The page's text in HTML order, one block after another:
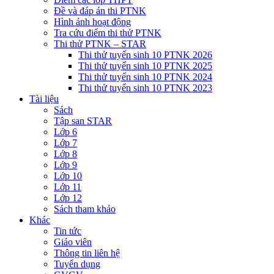
Đề và đáp án thi PTNK
Hình ảnh hoạt động
Tra cứu điểm thi thử PTNK
Thi thử PTNK – STAR
Thi thử tuyển sinh 10 PTNK 2026
Thi thử tuyển sinh 10 PTNK 2025
Thi thử tuyển sinh 10 PTNK 2024
Thi thử tuyển sinh 10 PTNK 2023
Tài liệu
Sách
Tập san STAR
Lớp 6
Lớp 7
Lớp 8
Lớp 9
Lớp 10
Lớp 11
Lớp 12
Sách tham khảo
Khác
Tin tức
Giáo viên
Thông tin liên hệ
Tuyển dụng